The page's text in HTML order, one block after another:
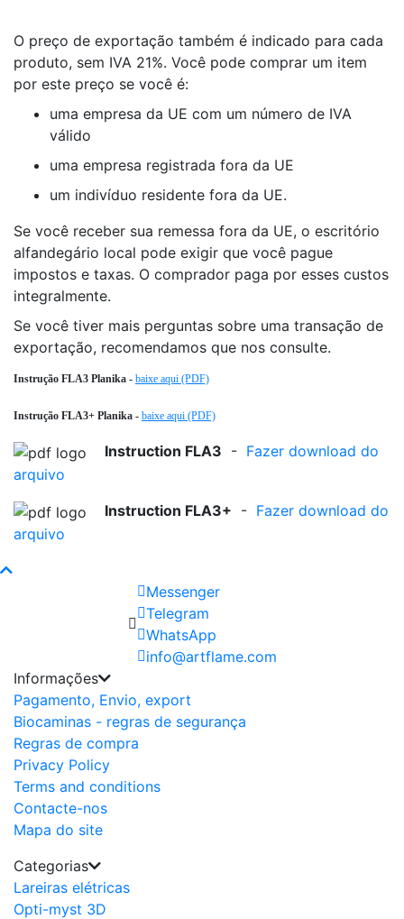
O preço de exportação também é indicado para cada
produto, sem IVA 21%. Você pode comprar um item
por este preço se você é:
uma empresa da UE com um número de IVA
válido
uma empresa registrada fora da UE
um indivíduo residente fora da UE.
Se você receber sua remessa fora da UE, o escritório
alfandegário local pode exigir que você pague
impostos e taxas. O comprador paga por esses custos
integralmente.
Se você tiver mais perguntas sobre uma transação de
exportação, recomendamos que nos consulte.
Instrução FLA3 Planika - baixe aqui (PDF)
Instrução FLA3+ Planika - baixe aqui (PDF)
Instruction FLA3 - Fazer download do
arquivo
Instruction FLA3+ - Fazer download do
arquivo
Messenger
Telegram
WhatsApp
info@artflame.com
Informações
Pagamento, Envio, export
Biocaminas - regras de segurança
Regras de compra
Privacy Policy
Terms and conditions
Contacte-nos
Mapa do site
Categorias
Lareiras elétricas
Opti-myst 3D